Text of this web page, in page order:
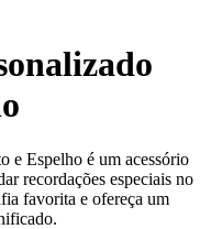
e Espelho é um acessório
recordações especiais no
favorita e ofereça um